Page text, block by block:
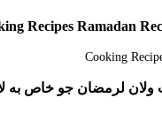
ولان لرمضان جو